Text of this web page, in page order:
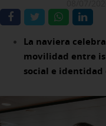
La naviera
movilidad entre
social e identidad